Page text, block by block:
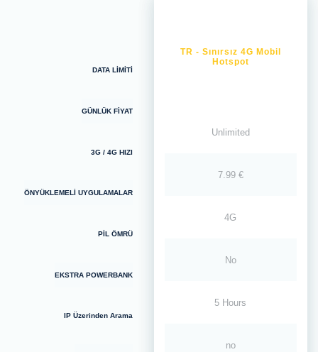
DATA LİMİTİ
GÜNLÜK FİYAT
3G / 4G HIZI
ÖNYÜKLEMELİ UYGULAMALAR
PİL ÖMRÜ
EKSTRA POWERBANK
IP Üzerinden Arama
TR - Sınırsız 4G Mobil
Hotspot
Unlimited
7.99 €
4G
No
5 Hours
no